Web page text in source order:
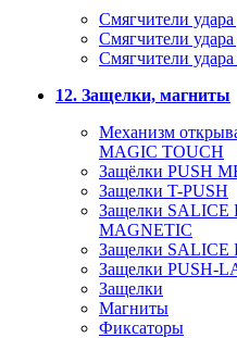
Смягчители удара
Смягчители удара
Cмягчители
12. Защелки, магниты
Механизм
MAGIC TOUCH
Защёлки PUSH
Защелки T-PUSH
Защелки SALICE
MAGNETIC
Защелки SALICE
Защелки PUSH-
Защелки
Магниты
Фиксаторы